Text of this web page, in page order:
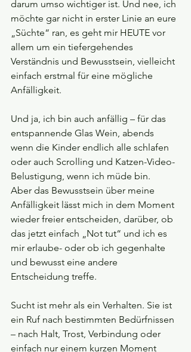
darum umso wichtiger ist. Und nee, ich
möchte gar nicht in erster Linie an eure
„Süchte“ ran, es geht mir HEUTE vor
allem um ein tiefergehendes
Verständnis und Bewusstsein, vielleicht
einfach erstmal für eine mögliche
Anfälligkeit.
Und ja, ich bin auch anfällig – für das
entspannende Glas Wein, abends
wenn die Kinder endlich alle schlafen
oder auch Scrolling und Katzen-Video-
Belustigung, wenn ich müde bin.
Aber das Bewusstsein über meine
Anfälligkeit lässt mich in dem Moment
wieder freier entscheiden, darüber, ob
das jetzt einfach „Not tut“ und ich es
mir erlaube- oder ob ich gegenhalte
und bewusst eine andere
Entscheidung treffe.
Sucht ist mehr als ein Verhalten. Sie ist
ein Ruf nach bestimmten Bedürfnissen
– nach Halt, Trost, Verbindung oder
einfach nur einem kurzen Moment